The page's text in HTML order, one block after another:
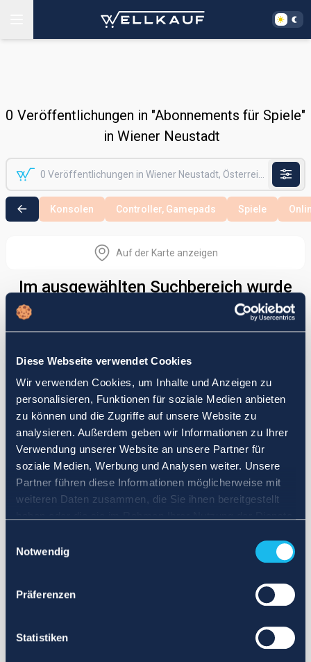
Diese Webseite verwendet Cookies
Wir verwenden Cookies, um Inhalte und Anzeigen zu
personalisieren, Funktionen für soziale Medien anbieten
zu können und die Zugriffe auf unsere Website zu
analysieren. Außerdem geben wir Informationen zu Ihrer
Verwendung unserer Website an unsere Partner für
soziale Medien, Werbung und Analysen weiter. Unsere
Partner führen diese Informationen möglicherweise mit
weiteren Daten zusammen, die Sie ihnen bereitgestellt
Notwendig
Präferenzen
Statistiken
0 Veröffentlichungen in "Abonnements für Spiele"
in Wiener Neustadt
Konsolen Controller, Gamepads Spiele
Auf der Karte anzeigen
Im ausgewählten Suchbereich wurde
Abfrage neu oder legen Sie weniger strenge Grenzen fest.
wenn Anzeigen verfügbar sind.